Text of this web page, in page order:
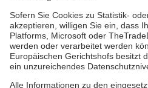
Unsere
Allgemeine